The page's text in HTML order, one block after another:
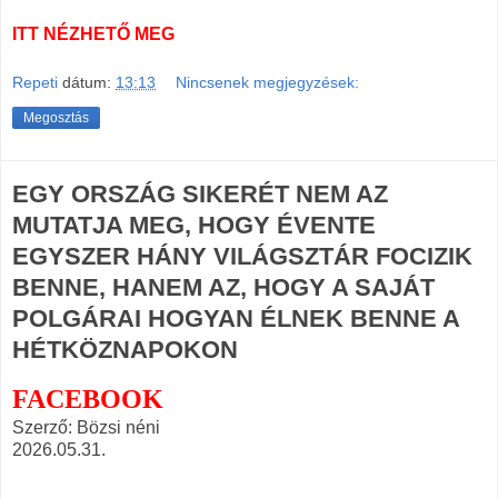
ITT NÉZHETŐ MEG
Repeti dátum: 13:13 Nincsenek megjegyzések:
Megosztás
EGY ORSZÁG SIKERÉT NEM AZ
MUTATJA MEG, HOGY ÉVENTE
EGYSZER HÁNY VILÁGSZTÁR FOCIZIK
BENNE, HANEM AZ, HOGY A SAJÁT
POLGÁRAI HOGYAN ÉLNEK BENNE A
HÉTKÖZNAPOKON
FACEBOOK
Szerző: Bözsi néni
2026.05.31.